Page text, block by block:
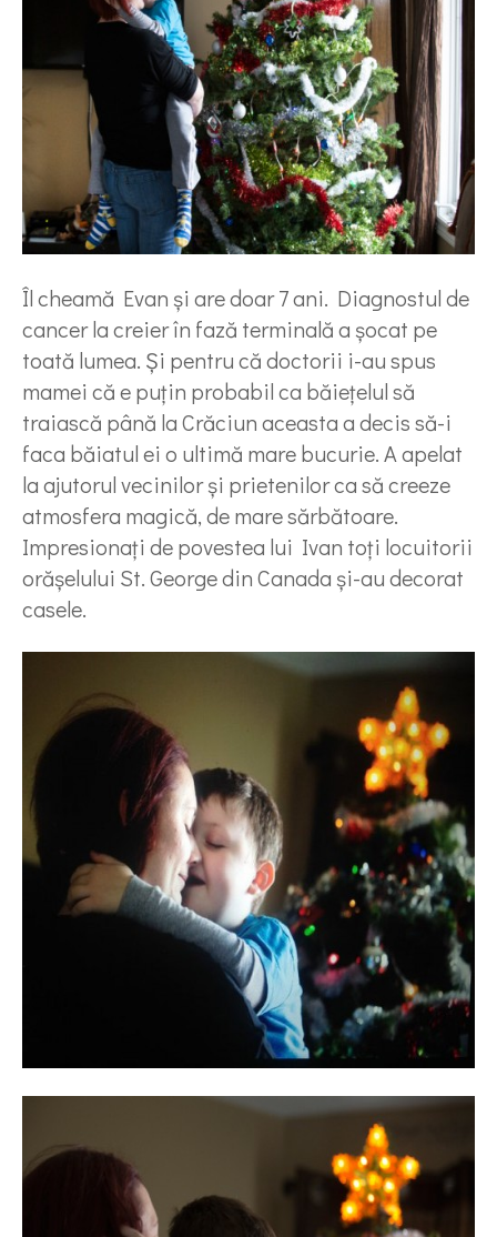
Îl cheamă Evan și are doar 7 ani. Diagnostul de
cancer la creier în fază terminală a șocat pe
toată lumea. Și pentru că doctorii i-au spus
mamei că e puțin probabil ca băiețelul să
traiască până la Crăciun aceasta a decis să-i
faca băiatul ei o ultimă mare bucurie. A apelat
la ajutorul vecinilor și prietenilor ca să creeze
atmosfera magică, de mare sărbătoare.
Impresionați de povestea lui Ivan toți locuitorii
orășelului St. George din Canada și-au decorat
casele.